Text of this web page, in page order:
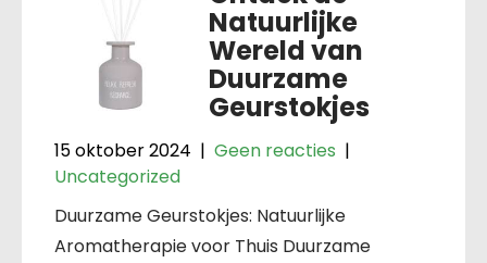
Natuurlijke
Wereld van
Duurzame
Geurstokjes
15 oktober 2024 | Geen reacties |
Uncategorized
Duurzame Geurstokjes: Natuurlijke
Aromatherapie voor Thuis Duurzame